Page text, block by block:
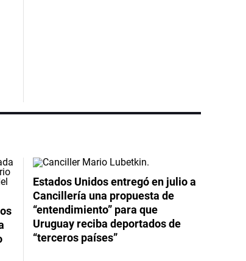
Estados Unidos entregó en julio a
Cancillería una propuesta de
“entendimiento” para que
Uruguay reciba deportados de
“terceros países”